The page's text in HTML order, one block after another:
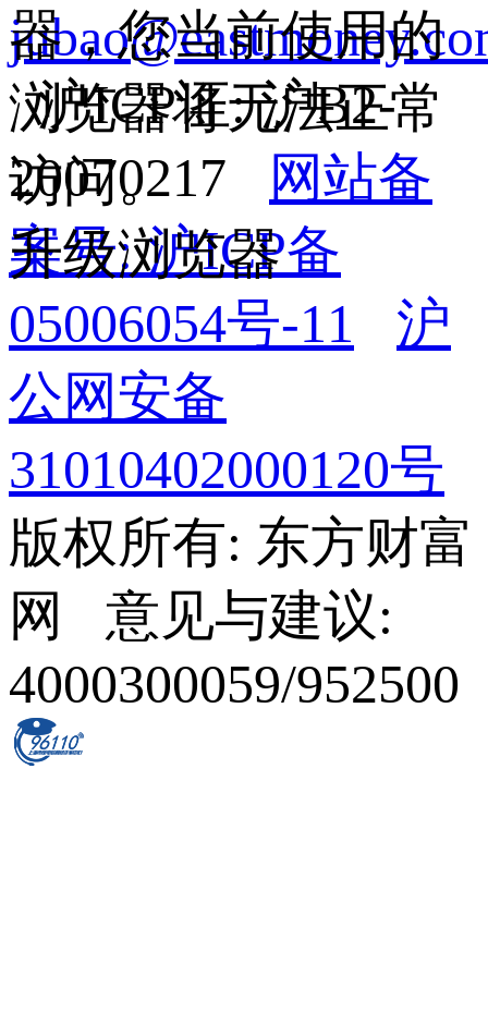
沪ICP证: 沪B2-
20070217
网站备
案号: 沪ICP备
05006054号-11
沪
公网安备
31010402000120号
版权所有: 东方财富
网 意见与建议:
4000300059/952500
器，您当前使用的
浏览器将无法正常
访问。
升级浏览器